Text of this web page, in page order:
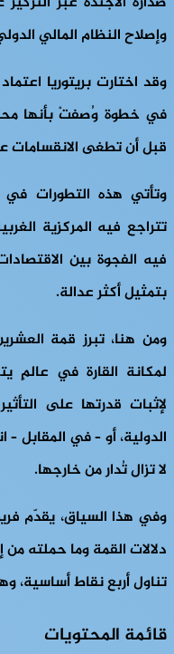
وإصلاح النظام المالي
وقد اختارت بريتوريا
في خطوة وُصفتْ بأنها
قبل أن تطغى الانقسامات
وتأتي هذه التطورات
تتراجع فيه المركزية
فيه الفجوة بين
بتمثيل أكثر عدالة.
ومن هنا، تبرز قمة
لمكانة القارة في عالمٍ
لإثبات قدرتها على
الدولية، أو – في المقابل
لا تزال تُدار من خارجها.
وفي هذا السياق، يقدّم
دلالات القمة وما حملته
تناول أربع نقاط أساسية،
قائمة المحتويات